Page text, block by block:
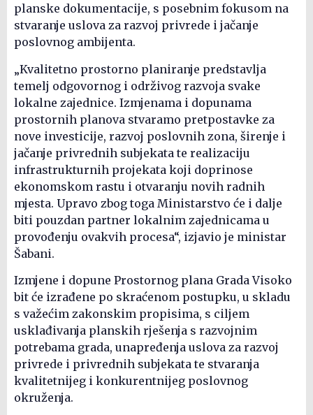
planske dokumentacije, s posebnim fokusom na
stvaranje uslova za razvoj privrede i jačanje
poslovnog ambijenta.
„Kvalitetno prostorno planiranje predstavlja
temelj odgovornog i održivog razvoja svake
lokalne zajednice. Izmjenama i dopunama
prostornih planova stvaramo pretpostavke za
nove investicije, razvoj poslovnih zona, širenje i
jačanje privrednih subjekata te realizaciju
infrastrukturnih projekata koji doprinose
ekonomskom rastu i otvaranju novih radnih
mjesta. Upravo zbog toga Ministarstvo će i dalje
biti pouzdan partner lokalnim zajednicama u
provođenju ovakvih procesa“, izjavio je ministar
Šabani.
Izmjene i dopune Prostornog plana Grada Visoko
bit će izrađene po skraćenom postupku, u skladu
s važećim zakonskim propisima, s ciljem
usklađivanja planskih rješenja s razvojnim
potrebama grada, unapređenja uslova za razvoj
privrede i privrednih subjekata te stvaranja
kvalitetnijeg i konkurentnijeg poslovnog
okruženja.